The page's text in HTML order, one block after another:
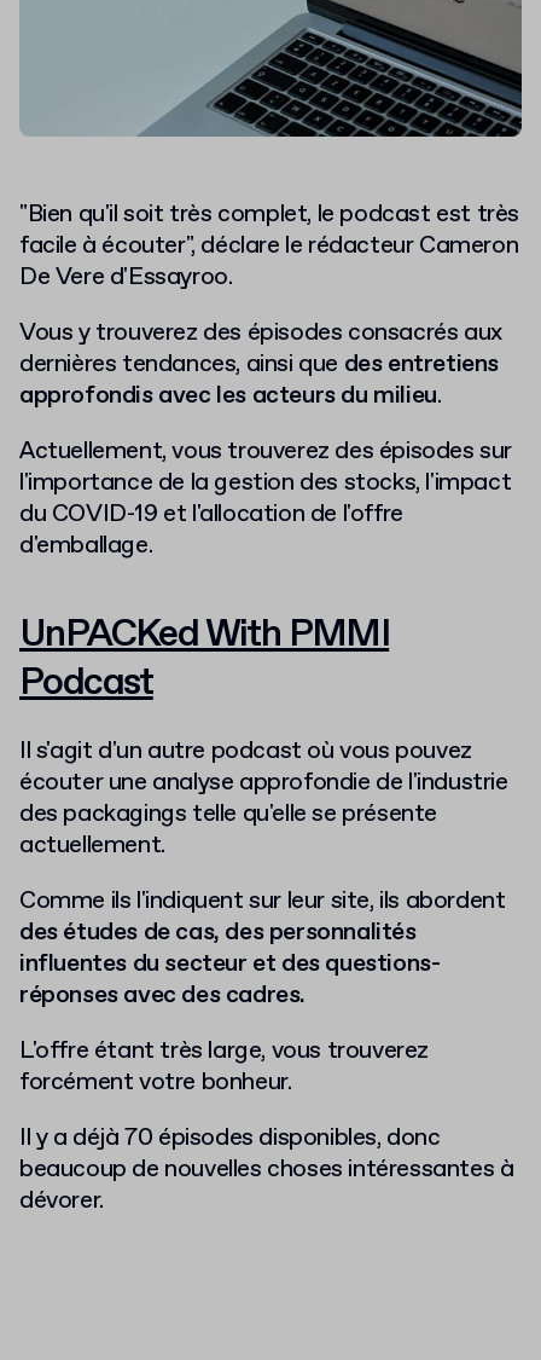
"Bien qu'il soit très complet, le podcast est très
facile à écouter", déclare le rédacteur Cameron
De Vere d'Essayroo.
Vous y trouverez des épisodes consacrés aux
dernières tendances, ainsi que des entretiens
approfondis avec les acteurs du milieu.
Actuellement, vous trouverez des épisodes sur
l'importance de la gestion des stocks, l'impact
du COVID-19 et l'allocation de l'offre
d'emballage.
UnPACKed With PMMI
Podcast
Il s'agit d'un autre podcast où vous pouvez
écouter une analyse approfondie de l'industrie
des packagings telle qu'elle se présente
actuellement.
Comme ils l'indiquent sur leur site, ils abordent
des études de cas, des personnalités
influentes du secteur et des questions-
réponses avec des cadres.
L'offre étant très large, vous trouverez
forcément votre bonheur.
Il y a déjà 70 épisodes disponibles, donc
beaucoup de nouvelles choses intéressantes à
dévorer.